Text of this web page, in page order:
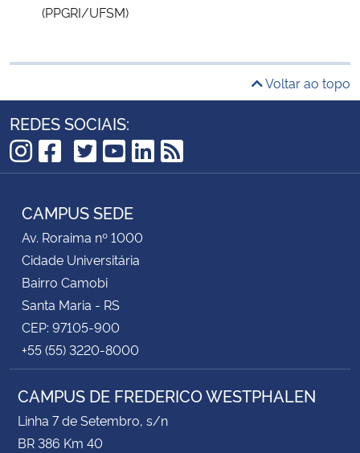
(PPGRI/UFSM)
Voltar ao topo
REDES SOCIAIS:
Instagram
Facebook
TikTok
Twitter
YouTube
LinkedIn
RSS
CAMPUS SEDE
Av. Roraima nº 1000
Cidade Universitária
Bairro Camobi
Santa Maria - RS
CEP: 97105-900
+55 (55) 3220-8000
CAMPUS DE FREDERICO WESTPHALEN
Linha 7 de Setembro, s/n
BR 386 Km 40